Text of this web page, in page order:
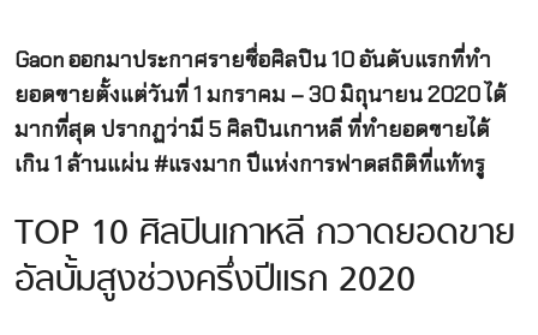
Gaon ออกมาประกาศรายชื่อศิลปิน 10 อันดับแรกที่ทำ
ยอดขายตั้งแต่วันที่ 1 มกราคม – 30 มิถุนายน 2020 ได้
มากที่สุด ปรากฏว่ามี 5 ศิลปินเกาหลี ที่ทำยอดขายได้
เกิน 1 ล้านแผ่น #แรงมาก ปีแห่งการฟาดสถิติที่แท้ทรู
TOP 10 ศิลปินเกาหลี กวาดยอดขาย
อัลบั้มสูงช่วงครึ่งปีแรก 2020